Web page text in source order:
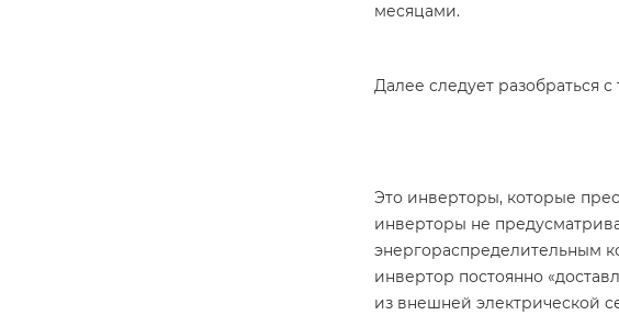
месяцами.
Далее следует разобраться
Это инверторы, которые
инверторы не
энергораспределительным
инвертор постоянно
из внешней электрической